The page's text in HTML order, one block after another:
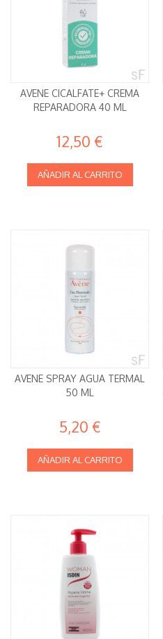
AVENE CICALFATE+ CREMA
REPARADORA 40 ML
12,50 €
AÑADIR AL CARRITO
AVENE SPRAY AGUA TERMAL
50 ML
5,20 €
AÑADIR AL CARRITO